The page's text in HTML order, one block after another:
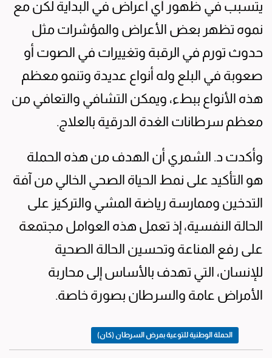
يتسبب في ظهور أي أعراض في البداية لكن مع
نموه تظهر بعض الأعراض والمؤشرات مثل
حدوث تورم في الرقبة وتغييرات في الصوت أو
صعوبة في البلع وله أنواع عديدة وتنمو معظم
هذه الأنواع ببطء، ويمكن التشافي والتعافي من
معظم سرطانات الغدة الدرقية بالعلاج.
وأكدت د. الشمري أن الهدف من هذه الحملة
هو التأكيد على نمط الحياة الصحي الخالي من آفة
التدخين وممارسة رياضة المشي والتركيز على
الحالة النفسية، إذ تعمل هذه العوامل مجتمعة
على رفع المناعة وتحسين الحالة الصحية
للإنسان، التي تهدف بالأساس إلى محاربة
الأمراض عامة والسرطان بصورة خاصة.
الحملة الوطنية للتوعية بمرض السرطان (كان)